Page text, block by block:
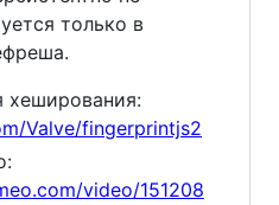
только в
хеширования:
Valve/fingerprintjs2
video/151208